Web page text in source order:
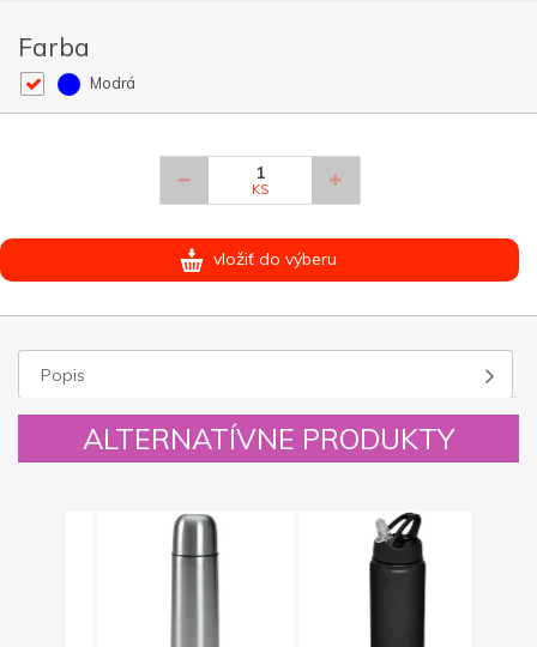
Farba
Modrá
KS
vložiť do výberu
Popis
ALTERNATÍVNE PRODUKTY